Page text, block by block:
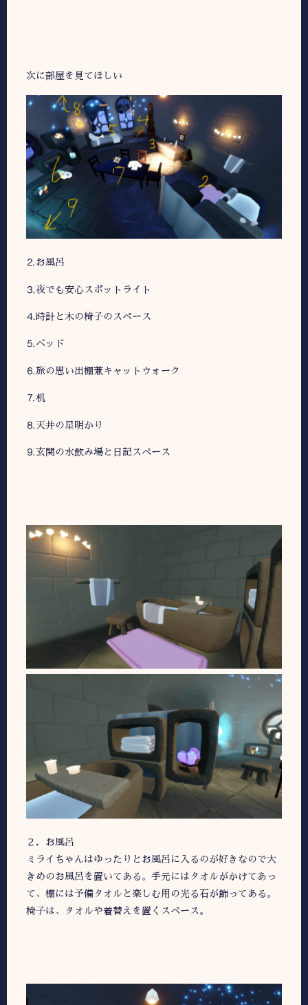
次に部屋を見てほしい
⒉お風呂
⒊夜でも安心スポットライト
⒋時計と木の椅子のスペース
⒌ベッド
⒍旅の思い出棚兼キャットウォーク
⒎机
⒏天井の星明かり
⒐玄関の水飲み場と日記スペース
２．お風呂
ミライちゃんはゆったりとお風呂に入るのが好きなので大
きめのお風呂を置いてある。手元にはタオルがかけてあっ
て、棚には予備タオルと楽しむ用の光る石が飾ってある。
椅子は、タオルや着替えを置くスペース。